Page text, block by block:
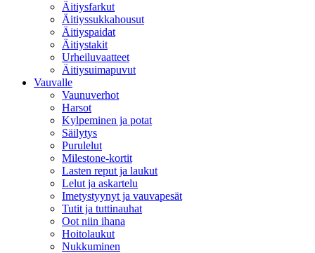
Äitiysfarkut
Äitiyssukkahousut
Äitiyspaidat
Äitiystakit
Urheiluvaatteet
Äitiysuimapuvut
Vauvalle
Vaunuverhot
Harsot
Kylpeminen ja potat
Säilytys
Purulelut
Milestone-kortit
Lasten reput ja laukut
Lelut ja askartelu
Imetystyynyt ja vauvapesät
Tutit ja tuttinauhat
Oot niin ihana
Hoitolaukut
Nukkuminen